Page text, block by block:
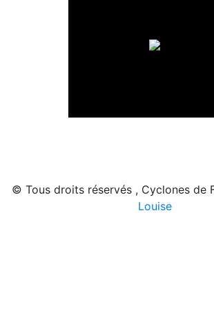
© Tous droits réservés , Cyclones de
Louise